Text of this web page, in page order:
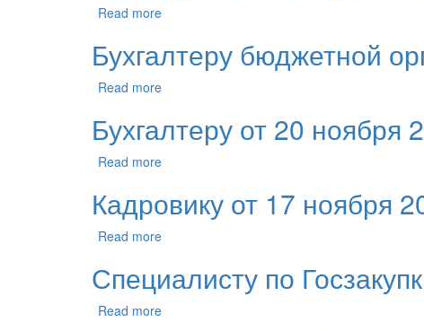
Read more
Бухгалтеру бюджетной
Read more
Бухгалтеру от 20 ноября
Read more
Кадровику от 17 ноября
Read more
Специалисту по
Read more